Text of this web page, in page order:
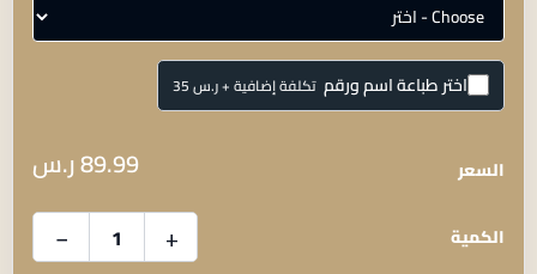
اختر طباعة اسم ورقم تكلفة إضافية + ⁦ر.س 35⁩
اختياري ر.س89.99 السعر
− + الكمية